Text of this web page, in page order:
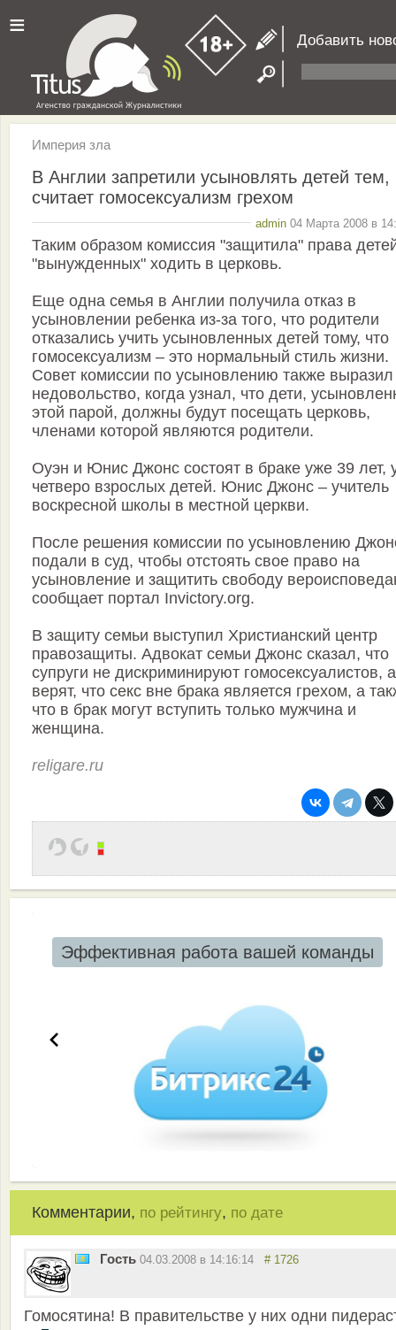
≡ Добавить
Империя зла
В Англии запретили усыновлять детей тем,
считает гомосексуализм грехом
admin 04 Марта 2008 в
Таким образом комиссия "защитила" права
"вынужденных" ходить в церковь.
Еще одна семья в Англии получила отказ в
усыновлении ребенка из-за того, что родители
отказались учить усыновленных детей тому, что
гомосексуализм – это нормальный стиль жизни.
Совет комиссии по усыновлению также выразил
недовольство, когда узнал, что дети,
этой парой, должны будут посещать церковь,
членами которой являются родители.
Оуэн и Юнис Джонс состоят в браке уже 39 лет,
четверо взрослых детей. Юнис Джонс – учитель
воскресной школы в местной церкви.
После решения комиссии по усыновлению
подали в суд, чтобы отстоять свое право на
усыновление и защитить свободу
сообщает портал Invictory.org.
В защиту семьи выступил Христианский центр
правозащиты. Адвокат семьи Джонс сказал, что
супруги не дискриминируют гомосексуалистов, а
верят, что секс вне брака является грехом, а
что в брак могут вступить только мужчина и
женщина.
religare.ru
Эффективная работа вашей команды
Комментарии, по рейтингу, по дате
Гость 04.03.2008 в 14:16:14 # 1726
Гомосятина! В правительстве у них одни